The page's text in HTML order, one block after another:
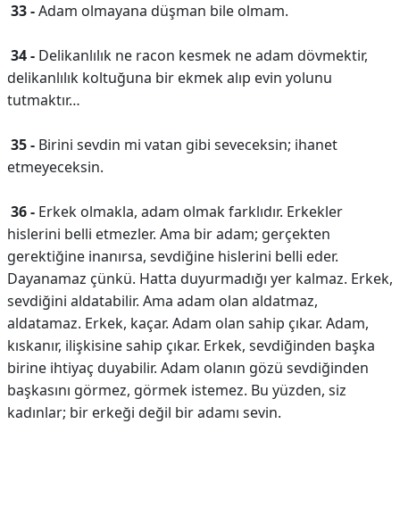
33 -Adam olmayana düşman bile olmam.
34 - Delikanlılık ne racon kesmek ne adam dövmektir,
delikanlılık koltuğuna bir ekmek alıp evin yolunu
tutmaktır…
35 - Birini sevdin mi vatan gibi seveceksin; ihanet
etmeyeceksin.
36 - Erkek olmakla, adam olmak farklıdır. Erkekler
hislerini belli etmezler. Ama bir adam; gerçekten
gerektiğine inanırsa, sevdiğine hislerini belli eder.
Dayanamaz çünkü. Hatta duyurmadığı yer kalmaz. Erkek,
sevdiğini aldatabilir. Ama adam olan aldatmaz,
aldatamaz. Erkek, kaçar. Adam olan sahip çıkar. Adam,
kıskanır, ilişkisine sahip çıkar. Erkek, sevdiğinden başka
birine ihtiyaç duyabilir. Adam olanın gözü sevdiğinden
başkasını görmez, görmek istemez. Bu yüzden, siz
kadınlar; bir erkeği değil bir adamı sevin.